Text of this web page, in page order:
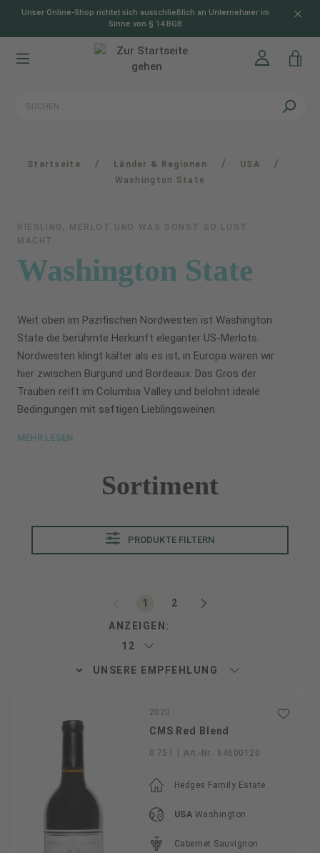
springen
Unser Online-Shop richtet sich ausschließlich an Unternehmer im
Sinne von § 14 BGB
Startseite / Länder & Regionen / USA /
Washington State
RIESLING, MERLOT UND WAS SONST SO LUST
MACHT
Washington State
Weit oben im Pazifischen Nordwesten ist Washington
State die berühmte Herkunft eleganter US-Merlots.
Nordwesten klingt kälter als es ist, in Europa wären wir
hier zwischen Burgund und Bordeaux. Das Gros der
Trauben reift im Columbia Valley und belohnt ideale
Bedingungen mit saftigen Lieblingsweinen.
MEHR LESEN
Sortiment
PRODUKTE FILTERN
Seite
1 Seite
2
ANZEIGEN:
2020
CMS Red Blend
0.75 l Art.-Nr.: 64600120
Hedges Family Estate
USA Washington
Cabernet Sauvignon